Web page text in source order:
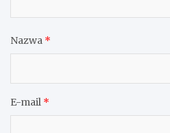
Nazwa *
E-mail *